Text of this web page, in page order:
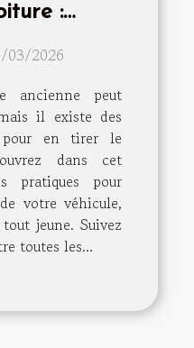
:
03/2026
ancienne peut
il existe des
pour en tirer le
dans cet
pratiques pour
votre véhicule,
jeune. Suivez
toutes les...